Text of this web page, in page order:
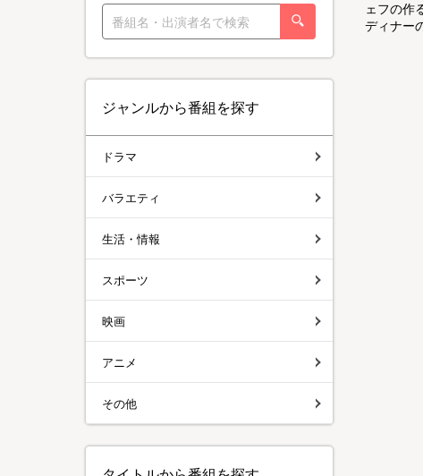
ェフの作
ディナー
ジャンルから番組を探す
ドラマ
バラエティ
生活・情報
スポーツ
映画
アニメ
その他